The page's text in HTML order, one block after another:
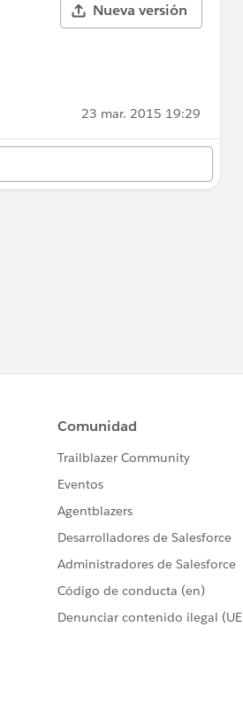
Nueva versión
23 mar. 2015 19:29